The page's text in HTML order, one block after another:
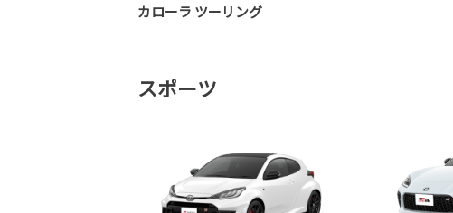
カローラ ツーリング
スポーツ